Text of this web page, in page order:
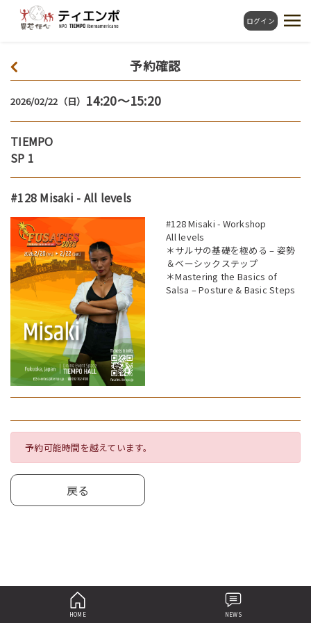
ログイン
予約確認
2026/02/22（日） 14:20～15:20
TIEMPO
SP 1
#128 Misaki - All levels
#128 Misaki - Workshop
All levels
＊サルサの基礎を極める – 姿勢
＆ベーシックステップ
＊Mastering the Basics of
Salsa – Posture & Basic Steps
予約可能時間を越えています。
戻る
HOME NEWS